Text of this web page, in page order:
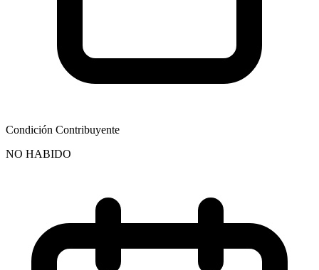
Condición Contribuyente
NO HABIDO